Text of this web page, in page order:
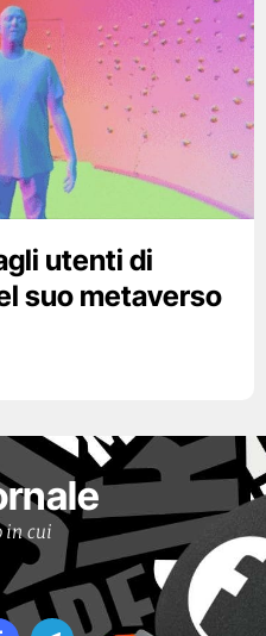
utenti di
suo metaverso
in cui